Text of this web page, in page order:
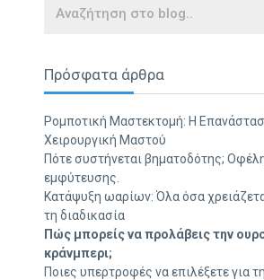
Πρόσφατα άρθρα
Ρομποτική Μαστεκτομή: Η
Χειρουργική Μαστού
Πότε συστήνεται βηματοδότης; Οφέλη
εμφύτευσης.
Κατάψυξη ωαρίων: Όλα όσα
τη διαδικασία
Πώς μπορείς να προλάβεις την
κράνμπερι;
Ποιες υπερτροφές να επιλέξετε για